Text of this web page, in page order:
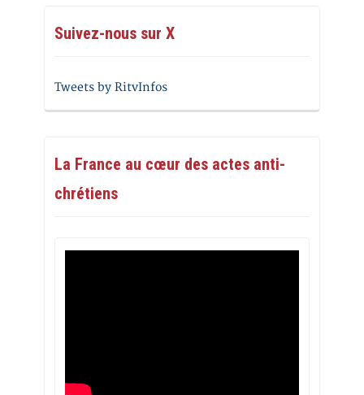
Suivez-nous sur X
Tweets by RitvInfos
La France au cœur des actes anti-
chrétiens